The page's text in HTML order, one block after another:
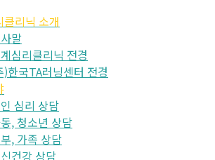
리닉 소개
말
심리클리닉 전경
)한국TA러닝센터 전경
심리 상담
, 청소년 상담
, 가족 상담
건강 상담